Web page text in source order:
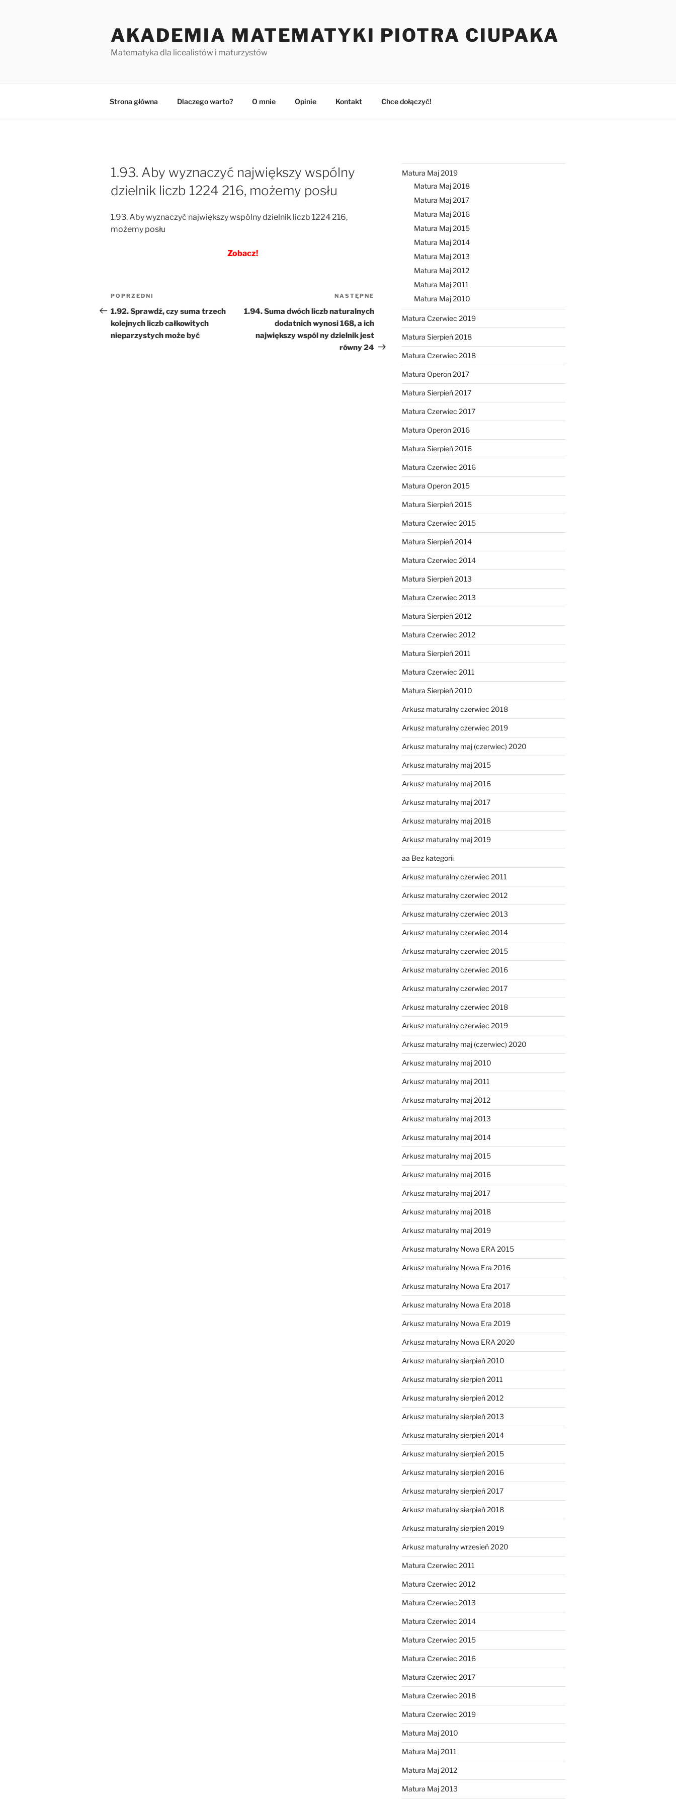
AKADEMIA MATEMATYKI PIOTRA CIUPAKA
Matematyka dla licealistów i maturzystów
Strona główna Dlaczego warto? O mnie Opinie Kontakt Chce dołączyć!
1.93. Aby wyznaczyć największy wspólny
dzielnik liczb 1224 216, możemy posłu
1.93. Aby wyznaczyć największy wspólny dzielnik liczb 1224 216,
możemy posłu
Zobacz!
Nawigacja
wpisu
Poprzedni
wpis
POPRZEDNI
1.92. Sprawdź, czy suma trzech
kolejnych liczb całkowitych
nieparzystych może być
wpis
NASTĘPNE
1.94. Suma dwóch liczb naturalnych
dodatnich wynosi 168, a ich
największy wspól ny dzielnik jest
równy 24
Matura Maj 2019
Matura Maj 2018
Matura Maj 2017
Matura Maj 2016
Matura Maj 2015
Matura Maj 2014
Matura Maj 2013
Matura Maj 2012
Matura Maj 2011
Matura Maj 2010
Matura Czerwiec 2019
Matura Sierpień 2018
Matura Czerwiec 2018
Matura Operon 2017
Matura Sierpień 2017
Matura Czerwiec 2017
Matura Operon 2016
Matura Sierpień 2016
Matura Czerwiec 2016
Matura Operon 2015
Matura Sierpień 2015
Matura Czerwiec 2015
Matura Sierpień 2014
Matura Czerwiec 2014
Matura Sierpień 2013
Matura Czerwiec 2013
Matura Sierpień 2012
Matura Czerwiec 2012
Matura Sierpień 2011
Matura Czerwiec 2011
Matura Sierpień 2010
Arkusz maturalny czerwiec 2018
Arkusz maturalny czerwiec 2019
Arkusz maturalny maj (czerwiec) 2020
Arkusz maturalny maj 2015
Arkusz maturalny maj 2016
Arkusz maturalny maj 2017
Arkusz maturalny maj 2018
Arkusz maturalny maj 2019
aa Bez kategorii
Arkusz maturalny czerwiec 2011
Arkusz maturalny czerwiec 2012
Arkusz maturalny czerwiec 2013
Arkusz maturalny czerwiec 2014
Arkusz maturalny czerwiec 2015
Arkusz maturalny czerwiec 2016
Arkusz maturalny czerwiec 2017
Arkusz maturalny czerwiec 2018
Arkusz maturalny czerwiec 2019
Arkusz maturalny maj (czerwiec) 2020
Arkusz maturalny maj 2010
Arkusz maturalny maj 2011
Arkusz maturalny maj 2012
Arkusz maturalny maj 2013
Arkusz maturalny maj 2014
Arkusz maturalny maj 2015
Arkusz maturalny maj 2016
Arkusz maturalny maj 2017
Arkusz maturalny maj 2018
Arkusz maturalny maj 2019
Arkusz maturalny Nowa ERA 2015
Arkusz maturalny Nowa Era 2016
Arkusz maturalny Nowa Era 2017
Arkusz maturalny Nowa Era 2018
Arkusz maturalny Nowa Era 2019
Arkusz maturalny Nowa ERA 2020
Arkusz maturalny sierpień 2010
Arkusz maturalny sierpień 2011
Arkusz maturalny sierpień 2012
Arkusz maturalny sierpień 2013
Arkusz maturalny sierpień 2014
Arkusz maturalny sierpień 2015
Arkusz maturalny sierpień 2016
Arkusz maturalny sierpień 2017
Arkusz maturalny sierpień 2018
Arkusz maturalny sierpień 2019
Arkusz maturalny wrzesień 2020
Matura Czerwiec 2011
Matura Czerwiec 2012
Matura Czerwiec 2013
Matura Czerwiec 2014
Matura Czerwiec 2015
Matura Czerwiec 2016
Matura Czerwiec 2017
Matura Czerwiec 2018
Matura Czerwiec 2019
Matura Maj 2010
Matura Maj 2011
Matura Maj 2012
Matura Maj 2013